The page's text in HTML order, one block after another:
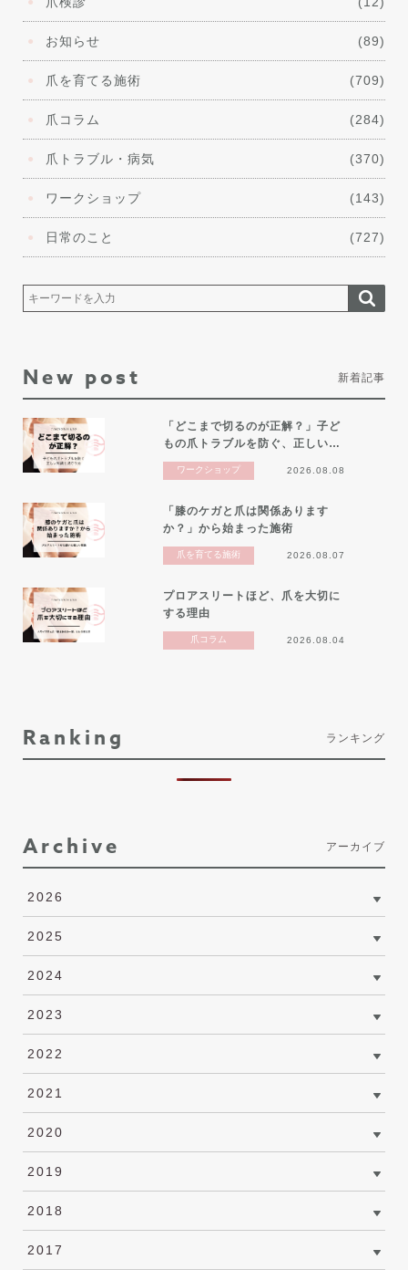
お知らせ (89)
爪を育てる施術 (709)
爪コラム (284)
爪トラブル・病気 (370)
ワークショップ (143)
日常のこと (727)
New post 新着記事
「どこまで切るのが正解？」子ど
もの爪トラブルを防ぐ、正しい…
ワークショップ 2026.08.08
「膝のケガと爪は関係あります
か？」から始まった施術
爪を育てる施術 2026.08.07
プロアスリートほど、爪を大切に
する理由
爪コラム 2026.08.04
Ranking ランキング
Archive アーカイブ
2026
2025
2024
2023
2022
2021
2020
2019
2018
2017